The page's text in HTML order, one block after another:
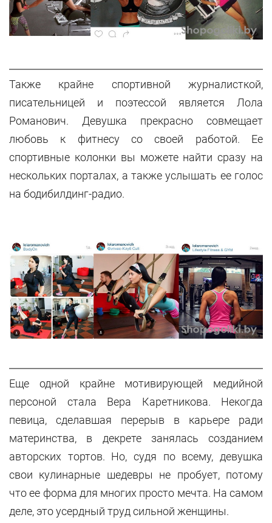
Также крайне спортивной журналисткой,
писательницей и поэтессой является Лола
Романович. Девушка прекрасно совмещает
любовь к фитнесу со своей работой. Ее
спортивные колонки вы можете найти сразу на
нескольких порталах, а также услышать ее голос
на бодибилдинг-радио.
Еще одной крайне мотивирующей медийной
персоной стала Вера Каретникова. Некогда
певица, сделавшая перерыв в карьере ради
материнства, в декрете занялась созданием
авторских тортов. Но, судя по всему, девушка
свои кулинарные шедевры не пробует, потому
что ее форма для многих просто мечта. На самом
деле, это усердный труд сильной женщины.